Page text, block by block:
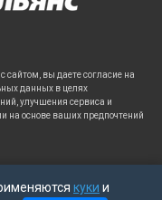
куки и
сайтом, вы даете согласие на
данных в целях
улучшения сервиса и
на основе ваших предпочтений